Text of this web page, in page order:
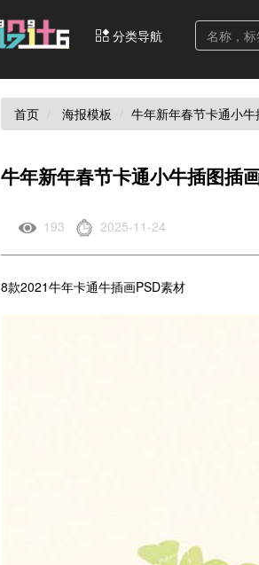
分类导航
首页 海报模板 牛年新年春节卡通小
牛年新年春节卡通小牛插图插
193 2025-11-24
8款2021牛年卡通牛插画PSD素材